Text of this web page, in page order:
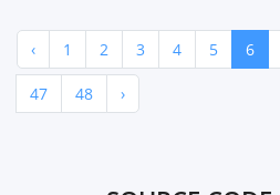
‹ 1 2 3 4 5 6
47 48 ›